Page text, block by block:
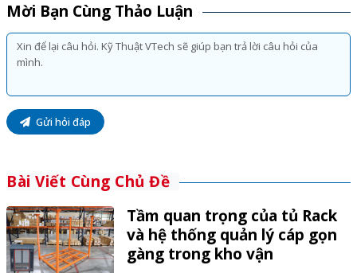
Mời Bạn Cùng Thảo Luận
Gửi hỏi đáp
Bài Viết Cùng Chủ Đề
Tầm quan trọng của tủ Rack
và hệ thống quản lý cáp gọn
gàng trong kho vận